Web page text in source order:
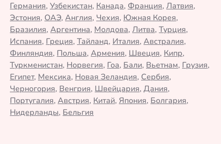
Германия, Узбекистан, Канада, Франция, Латвия,
Эстония, ОАЭ, Англия, Чехия, Южная Корея,
Бразилия, Аргентина, Молдова, Литва, Турция,
Испания, Греция, Тайланд, Италия, Австралия,
Финляндия, Польша, Армения, Швеция, Кипр,
Туркменистан, Норвегия, Гоа, Бали, Вьетнам, Грузия,
Египет, Мексика, Новая Зеландия, Сербия,
Черногория, Венгрия, Швейцария, Дания,
Португалия, Австрия, Китай, Япония, Болгария,
Нидерланды, Бельгия